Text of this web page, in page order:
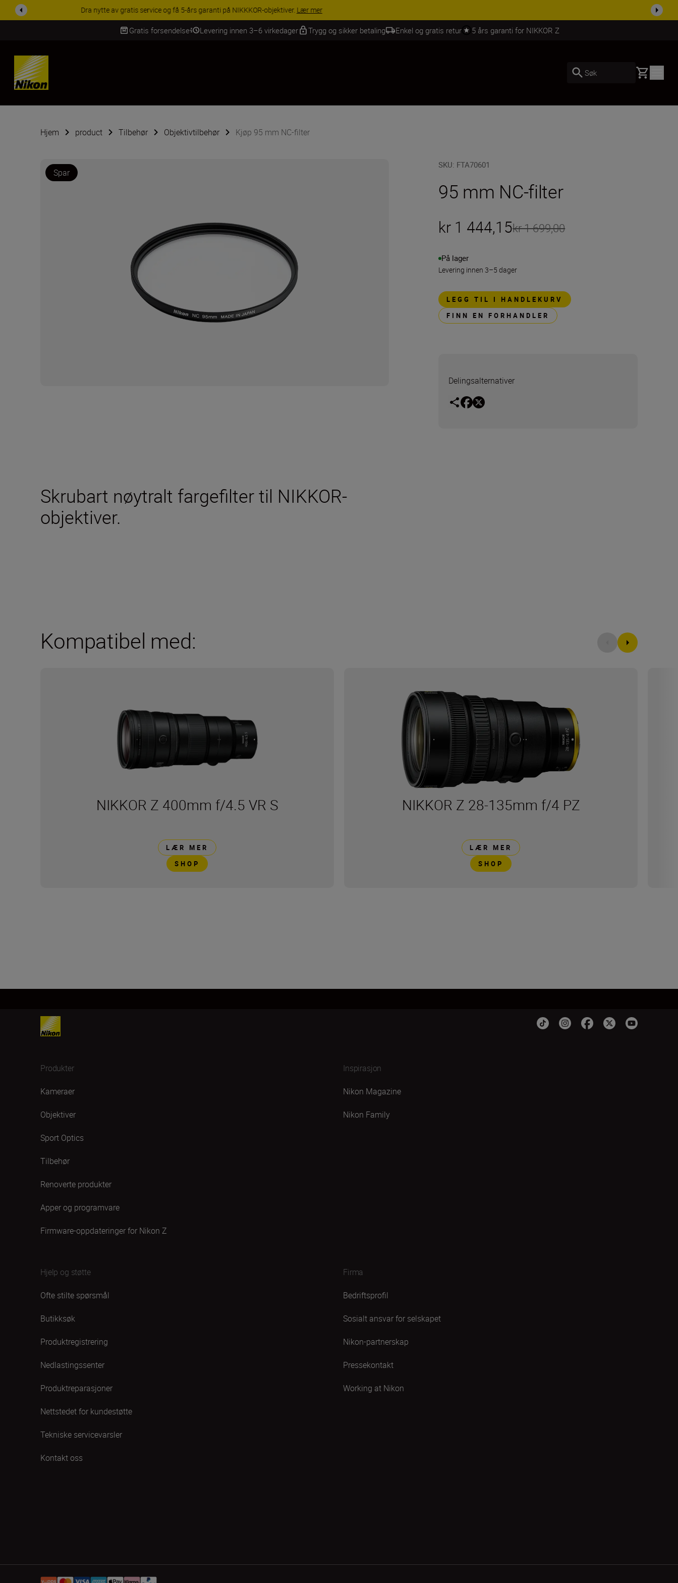
ACCESSORY SAVINGS | Få 15 % rabatt på utvalgt tilbehør, gjør fotoutstyret komplett i dag.
Gratis forsendelse Levering innen 3–6 virkedager Trygg og sikker betaling Enkel og gratis retur 5 års garanti for NIKKOR Z
Skip Content
Søk Basket
Hjem product Tilbehør Objektivtilbehør Kjøp 95 mm NC-filter
Spar
SKU: FTA70601
95 mm NC-filter
kr 1 444,15kr 1 699,00
På lager
Levering innen 3–5 dager
LEGG TIL I HANDLEKURV
FINN EN FORHANDLER
Delingsalternativer
Skrubart nøytralt fargefilter til NIKKOR-
objektiver.
Kompatibel med:
NIKKOR Z 400mm f/4.5 VR S
LÆR MER
SHOP
NIKKOR Z 28-135mm f/4 PZ
LÆR MER
SHOP
Produkter
Kameraer
Objektiver
Sport Optics
Tilbehør
Renoverte produkter
Apper og programvare
Firmware-oppdateringer for Nikon Z
Inspirasjon
Nikon Magazine
Nikon Family
Hjelp og støtte
Ofte stilte spørsmål
Butikksøk
Produktregistrering
Nedlastingssenter
Produktreparasjoner
Nettstedet for kundestøtte
Tekniske servicevarsler
Kontakt oss
Firma
Bedriftsprofil
Sosialt ansvar for selskapet
Nikon-partnerskap
Pressekontakt
Working at Nikon